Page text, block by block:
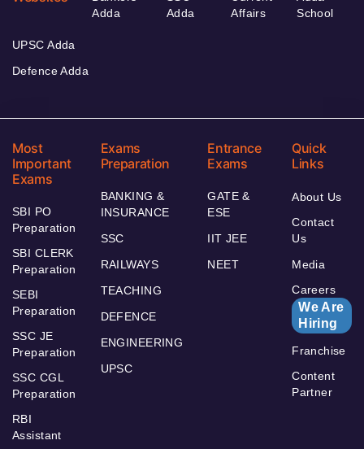
Adda
Adda
Affairs
School
UPSC Adda
Defence Adda
Most
Important
Exams
SBI PO
Preparation
SBI CLERK
Preparation
SEBI
Preparation
SSC JE
Preparation
SSC CGL
Preparation
RBI
Assistant
Exams
Preparation
BANKING &
INSURANCE
SSC
RAILWAYS
TEACHING
DEFENCE
ENGINEERING
UPSC
Entrance
Exams
GATE &
ESE
IIT JEE
NEET
Quick
Links
About Us
Contact
Us
Media
Careers
We Are
Hiring
Franchise
Content
Partner